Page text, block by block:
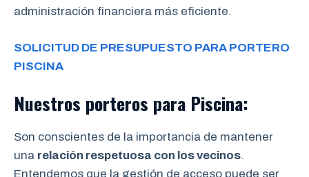
administración financiera más eficiente.
SOLICITUD DE PRESUPUESTO PARA PORTERO
PISCINA
Nuestros porteros para Piscina:
Son conscientes de la importancia de mantener
una relación respetuosa con los vecinos.
Entendemos que la gestión de acceso puede ser